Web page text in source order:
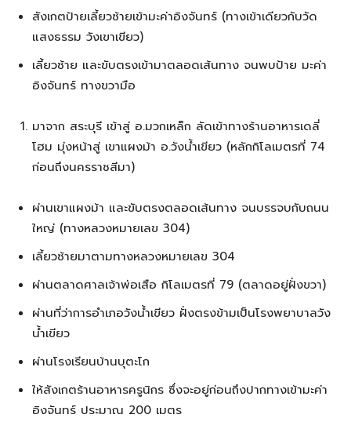
สังเกตป้ายเลี้ยวซ้ายเข้ามะค่าอิงจันทร์ (ทางเข้าเดียวกับวัด
แสงธรรม วังเขาเขียว)
เลี้ยวซ้าย และขับตรงเข้ามาตลอดเส้นทาง จนพบป้าย มะค่า
อิงจันทร์ ทางขวามือ
มาจาก สระบุรี เข้าสู่ อ.มวกเหล็ก ลัดเข้าทางร้านอาหารเดลี่
โฮม มุ่งหน้าสู่ เขาแผงม้า อ.วังน้ำเขียว (หลักกิโลเมตรที่ 74
ก่อนถึงนครราชสีมา)
ผ่านเขาแผงม้า และขับตรงตลอดเส้นทาง จนบรรจบกับถนน
ใหญ่ (ทางหลวงหมายเลข 304)
เลี้ยวซ้ายมาตามทางหลวงหมายเลข 304
ผ่านตลาดศาลเจ้าพ่อเสือ กิโลเมตรที่ 79 (ตลาดอยู่ฝั่งขวา)
ผ่านที่ว่าการอำเภอวังน้ำเขียว ฝั่งตรงข้ามเป็นโรงพยาบาลวัง
น้ำเขียว
ผ่านโรงเรียนบ้านบุตะโก
ให้สังเกตร้านอาหารครูนิกร ซึ่งจะอยู่ก่อนถึงปากทางเข้ามะค่า
อิงจันทร์ ประมาณ 200 เมตร